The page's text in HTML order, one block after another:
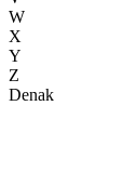
W
X
Y
Z
Denak